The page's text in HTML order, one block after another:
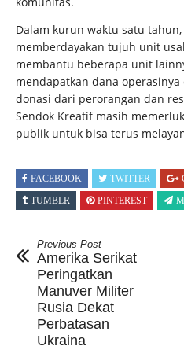
Dalam kurun waktu satu
memberdayakan tujuh unit
membantu beberapa unit
mendapatkan dana
donasi dari perorangan dan
Sendok Kreatif masih
publik untuk bisa terus
FACEBOOK TWITTER
TUMBLR
PINTEREST
Previous Post
Amerika Serikat
Peringatkan
Manuver Militer
Rusia Dekat
Perbatasan
Ukraina